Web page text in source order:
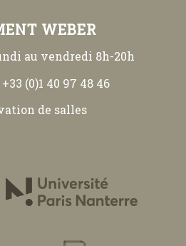
WEBER
au vendredi 8h-20h
(0)1 40 97 48 46
de salles